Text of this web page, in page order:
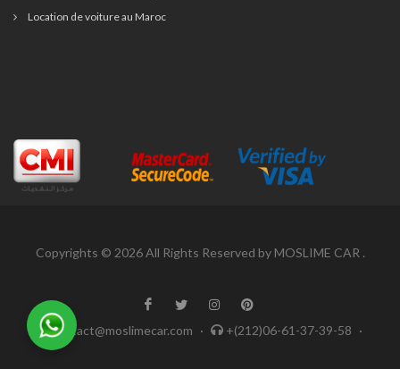
Location de voiture au Maroc
Copyrights © 2026 All Rights Reserved by MOSLIME CAR .
Contact@moslimecar.com · +(212)06-61-37-39-58 ·